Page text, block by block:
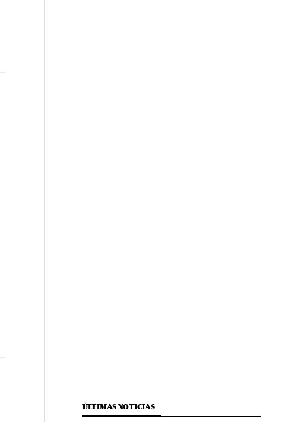
ÚLTIMAS NOTICIAS